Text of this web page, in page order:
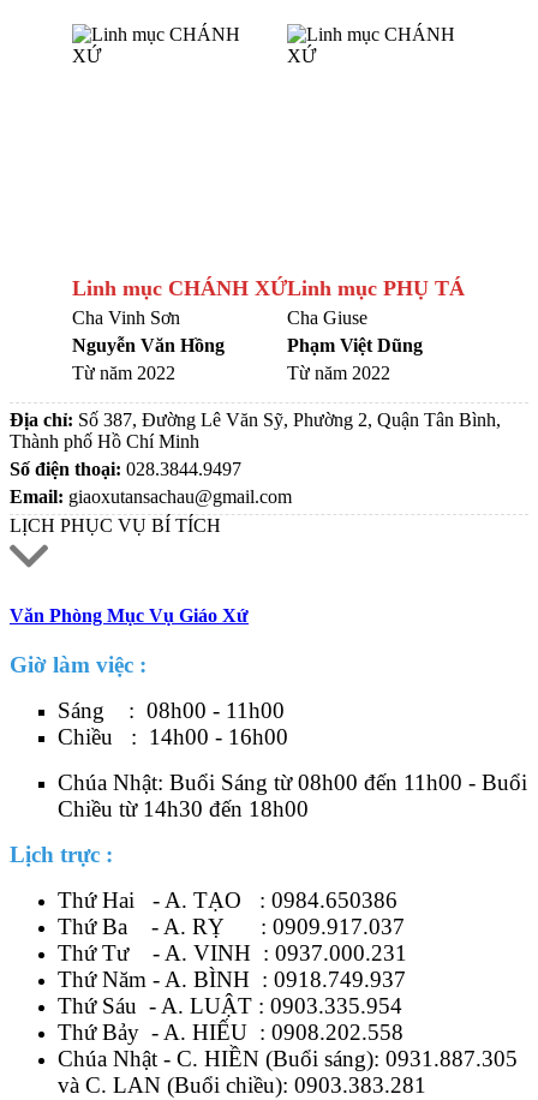
Linh mục CHÁNH XỨ
Cha Vinh Sơn
Nguyễn Văn Hồng
Từ năm 2022
Linh mục PHỤ TÁ
Cha Giuse
Phạm Việt Dũng
Từ năm 2022
Địa chỉ: Số 387, Đường Lê Văn Sỹ, Phường 2, Quận Tân Bình,
Thành phố Hồ Chí Minh
Số điện thoại: 028.3844.9497
Email: giaoxutansachau@gmail.com
LỊCH PHỤC VỤ BÍ TÍCH
Văn Phòng Mục Vụ Giáo Xứ
Giờ làm việc :
Sáng : 08h00 - 11h00
Chiều : 14h00 - 16h00
Chúa Nhật: Buổi Sáng từ 08h00 đến 11h00 - Buổi
Chiều từ 14h30 đến 18h00
Lịch trực :
Thứ Hai - A. TẠO : 0984.650386
Thứ Ba - A. RỴ : 0909.917.037
Thứ Tư - A. VINH : 0937.000.231
Thứ Năm - A. BÌNH : 0918.749.937
Thứ Sáu - A. LUẬT : 0903.335.954
Thứ Bảy - A. HIẾU : 0908.202.558
Chúa Nhật - C. HIỀN (Buổi sáng): 0931.887.305
và C. LAN (Buổi chiều): 0903.383.281